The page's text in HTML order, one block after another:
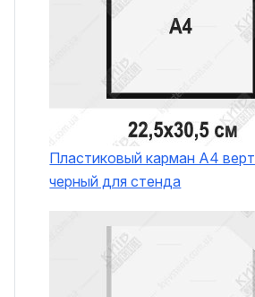
Пластиковый карман A4
черный для стенда